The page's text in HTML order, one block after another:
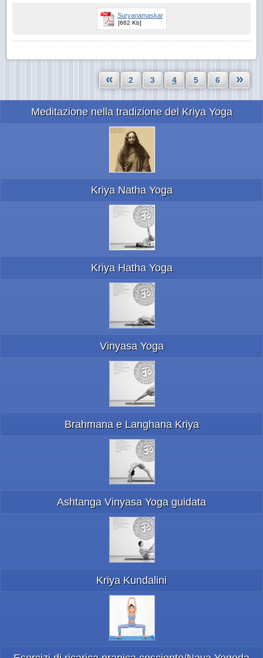
Suryanamaskar
[662 Kb]
« 2 3 4 5 6 »
Meditazione nella tradizione del Kriya Yoga
Kriya Natha Yoga
Kriya Hatha Yoga
Vinyasa Yoga
Brahmana e Langhana Kriya
Ashtanga Vinyasa Yoga guidata
Kriya Kundalini